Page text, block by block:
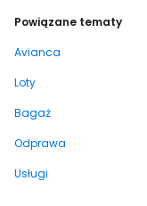
Powiązane tematy
Avianca
Loty
Bagaż
Odprawa
Usługi